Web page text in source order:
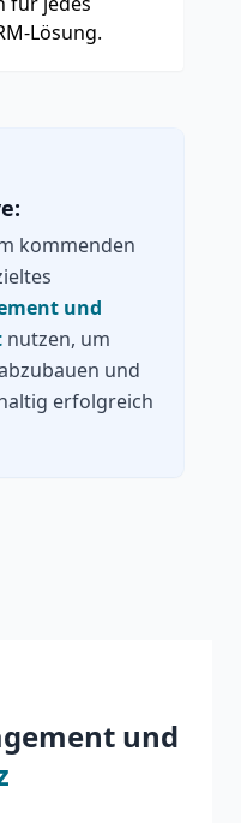
Lösung.
kommenden
und
nutzen, um
und
erfolgreich
und